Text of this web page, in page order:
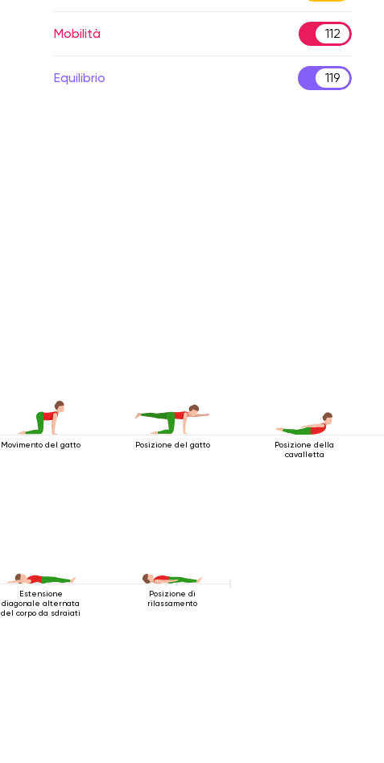
Mobilità 112
Equilibrio 119
Movimento del gatto Posizione del gatto
Posizione della
cavalletta
Estensione
diagonale alternata
del corpo da sdraiati
Posizione di
rilassamento